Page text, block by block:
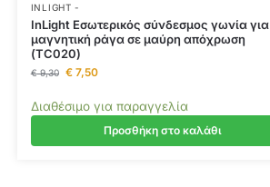
INLIGHT -
InLight Εσωτερικός σύνδεσμος γωνία για
μαγνητική ράγα σε μαύρη απόχρωση
(TC020)
€9,30 €7,50
Διαθέσιμο για παραγγελία
Προσθήκη στο καλάθι